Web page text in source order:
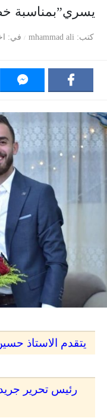
يسري”بمناسبة
كتب mhammad ali في
يتقدم الاستاذ
رئيس تحرير